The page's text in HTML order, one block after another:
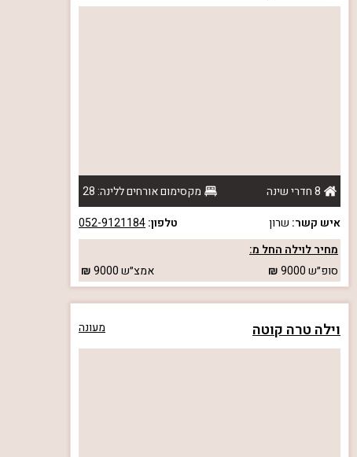
8 חדרי שינה
מקסימום אורחים ללינה: 28
איש קשר: שרון טלפון:052-9121184
מחיר לוילה החל מ:
סופ״ש9000 אמצ״ש9000
וילה טרה קוטה מעונה